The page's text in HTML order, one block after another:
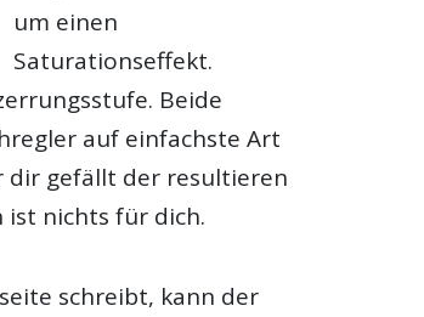
um einen
Saturationseffekt.
Beide
auf einfachste Art
dir gefällt der resultieren
ist nichts für dich.
schreibt, kann der